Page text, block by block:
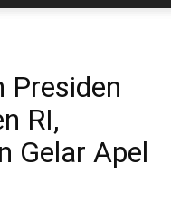
Presiden
RI,
Gelar Apel